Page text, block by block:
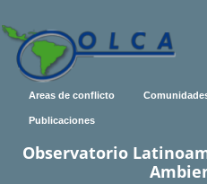
Areas de conflicto
Publicaciones
Observatorio